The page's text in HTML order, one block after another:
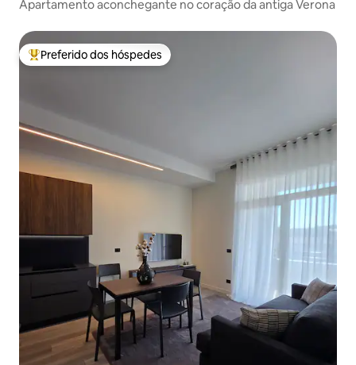
Apartamento aconchegante no coração da antiga Verona
Entre os melhores preferidos dos hóspedes
Preferido dos hóspedes